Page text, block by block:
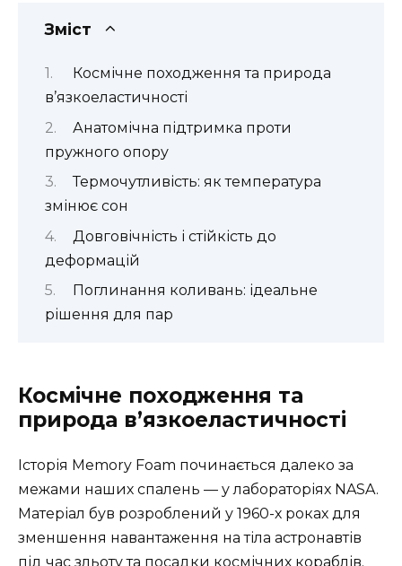
Зміст
Космічне походження та природа
в’язкоеластичності
Анатомічна підтримка проти
пружного опору
Термочутливість: як температура
змінює сон
Довговічність і стійкість до
деформацій
Поглинання коливань: ідеальне
рішення для пар
Космічне походження та
природа в’язкоеластичності
Історія Memory Foam починається далеко за
межами наших спалень — у лабораторіях NASA.
Матеріал був розроблений у 1960-х роках для
зменшення навантаження на тіла астронавтів
під час зльоту та посадки космічних кораблів.